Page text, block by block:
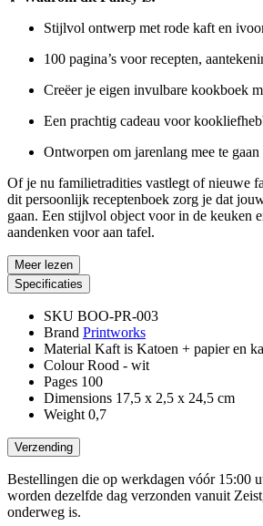
Stijlvol ontwerp met rode kaft en
100 pagina’s voor recepten,
Creëer je eigen invulbare kookboek
Een prachtig cadeau voor
Ontworpen om jarenlang mee te gaan
Of je nu familietradities vastlegt of nieuwe
dit persoonlijk receptenboek zorg je dat
gaan. Een stijlvol object voor in de keuken
aandenken voor aan tafel.
Meer lezen
Specificaties
SKU BOO-PR-003
Brand Printworks
Material Kaft is Katoen + papier en
Colour Rood - wit
Pages 100
Dimensions 17,5 x 2,5 x 24,5 cm
Weight 0,7
Verzending
Bestellingen die op werkdagen vóór 15:00
worden dezelfde dag verzonden vanuit
onderweg is.